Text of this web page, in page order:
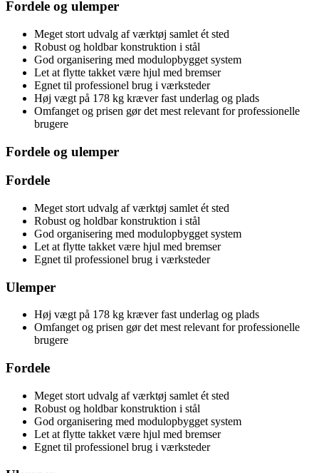
Fordele og ulemper
Meget stort udvalg af værktøj samlet ét sted
Robust og holdbar konstruktion i stål
God organisering med modulopbygget system
Let at flytte takket være hjul med bremser
Egnet til professionel brug i værksteder
Høj vægt på 178 kg kræver fast underlag og plads
Omfanget og prisen gør det mest relevant for professionelle
brugere
Fordele og ulemper
Fordele
Meget stort udvalg af værktøj samlet ét sted
Robust og holdbar konstruktion i stål
God organisering med modulopbygget system
Let at flytte takket være hjul med bremser
Egnet til professionel brug i værksteder
Ulemper
Høj vægt på 178 kg kræver fast underlag og plads
Omfanget og prisen gør det mest relevant for professionelle
brugere
Fordele
Meget stort udvalg af værktøj samlet ét sted
Robust og holdbar konstruktion i stål
God organisering med modulopbygget system
Let at flytte takket være hjul med bremser
Egnet til professionel brug i værksteder